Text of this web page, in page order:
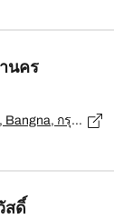
นคร
751 ถนนลาซาล 51, Bangna, Bangna, กรุงเทพมหานคร - 10260
สดิ์